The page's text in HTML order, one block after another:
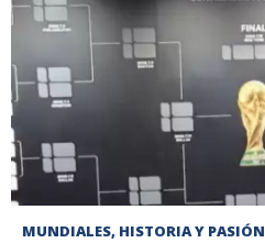
MUNDIALES, HISTORIA Y PASIÓN